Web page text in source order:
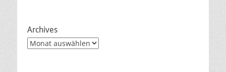
Archives
Archives